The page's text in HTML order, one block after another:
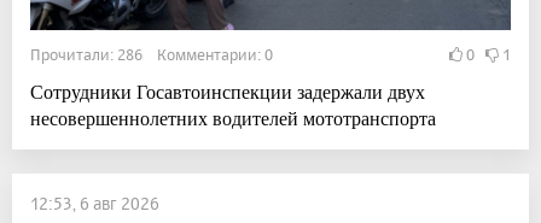
Прочитали: 286 Комментарии: 0 0 1
Сотрудники Госавтоинспекции задержали двух
несовершеннолетних водителей мототранспорта
12:53, 6 авг 2026